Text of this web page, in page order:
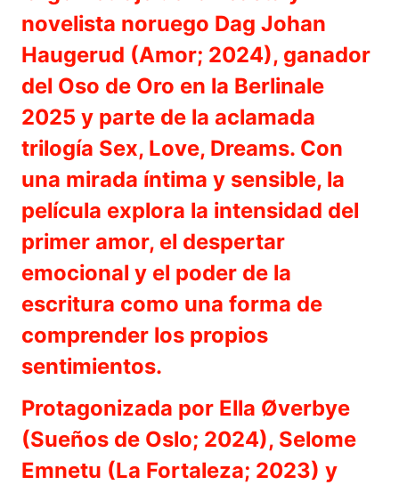
novelista noruego Dag Johan
Haugerud (Amor; 2024), ganador
del Oso de Oro en la Berlinale
2025 y parte de la aclamada
trilogía Sex, Love, Dreams. Con
una mirada íntima y sensible, la
película explora la intensidad del
primer amor, el despertar
emocional y el poder de la
escritura como una forma de
comprender los propios
sentimientos.
Protagonizada por Ella Øverbye
(Sueños de Oslo; 2024), Selome
Emnetu (La Fortaleza; 2023) y